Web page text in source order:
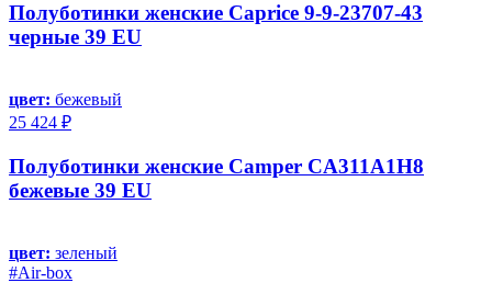
Полуботинки женские Caprice 9-9-23707-43
черные 39 EU
цвет: бежевый
25 424 ₽
Полуботинки женские Camper CA311A1H8
бежевые 39 EU
цвет: зеленый
#Air-box